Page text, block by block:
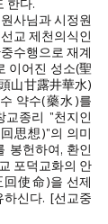
한다.
사님과 시정원
교 제천의식인
수행으로 재계
이어진 성소(聖
山甘露井華水)
약수(藥水)를
교종리 "천지인
思想)"의 의미
봉헌하여, 환인
포덕교화의 안
回使命)을 선제
신다. [선교중